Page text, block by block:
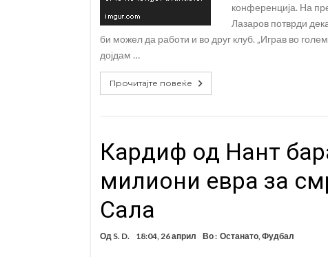
конференција. На
Лазаров потврди
би можел да работи и во друг клуб. „Играв во
дојдам …
Прочитајте повеќе
Кардиф од Нант
милиони евра за
Сала
Од S. D. 18:04, 26 април Во : Останато, Фудбал